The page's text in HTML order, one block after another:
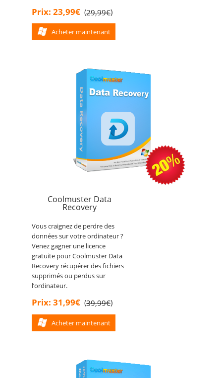
Prix: 23,99€ (29,99€)
Acheter maintenant
Coolmuster Data
Recovery
Vous craignez de perdre des
données sur votre ordinateur ?
Venez gagner une licence
gratuite pour Coolmuster Data
Recovery récupérer des fichiers
supprimés ou perdus sur
l’ordinateur.
Prix: 31,99€ (39,99€)
Acheter maintenant